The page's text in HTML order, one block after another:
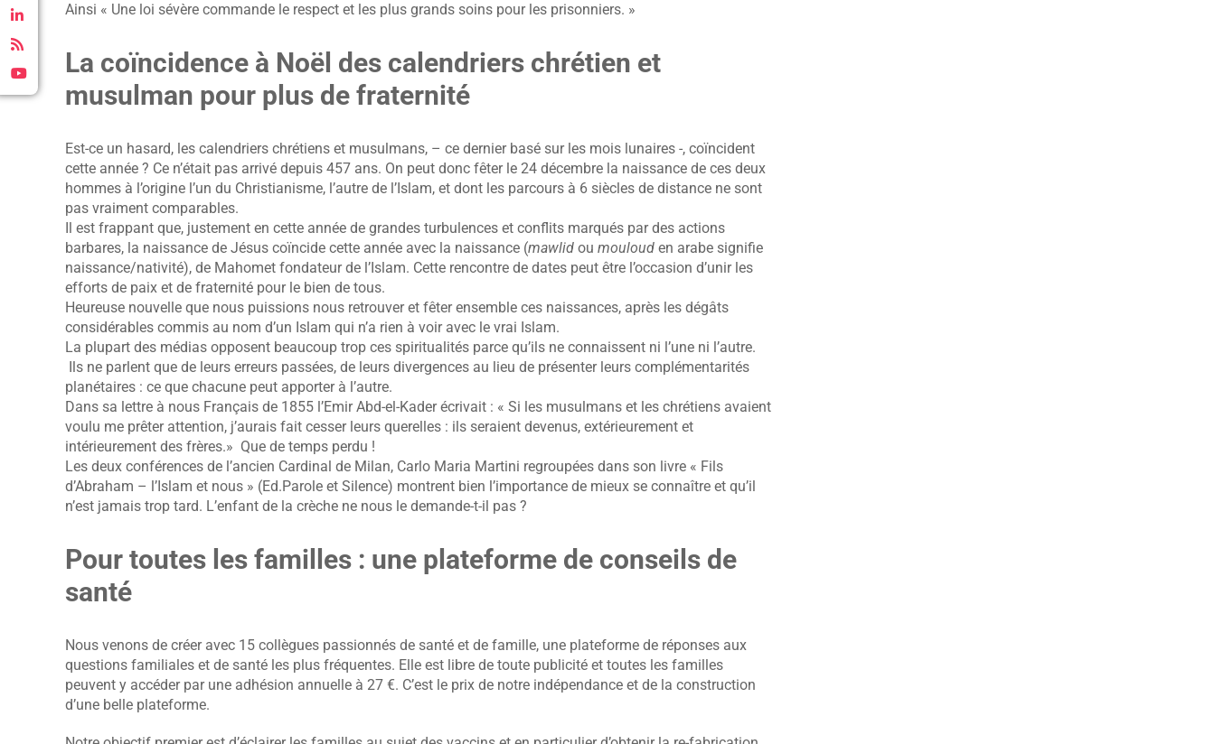
Ainsi « Une loi sévère commande le respect et les plus grands soins pour les prisonniers. »
La coïncidence à Noël des calendriers chrétien et
musulman pour plus de fraternité
Est-ce un hasard, les calendriers chrétiens et musulmans, – ce dernier basé sur les mois lunaires -, coïncident
cette année ? Ce n’était pas arrivé depuis 457 ans. On peut donc fêter le 24 décembre la naissance de ces deux
hommes à l’origine l’un du Christianisme, l’autre de l’Islam, et dont les parcours à 6 siècles de distance ne sont
pas vraiment comparables.
Il est frappant que, justement en cette année de grandes turbulences et conflits marqués par des actions
barbares, la naissance de Jésus coïncide cette année avec la naissance (mawlidou moulouden arabe signifie
naissance/nativité), de Mahomet fondateur de l’Islam. Cette rencontre de dates peut être l’occasion d’unir les
efforts de paix et de fraternité pour le bien de tous.
Heureuse nouvelle que nous puissions nous retrouver et fêter ensemble ces naissances, après les dégâts
considérables commis au nom d’un Islam qui n’a rien à voir avec le vrai Islam.
La plupart des médias opposent beaucoup trop ces spiritualités parce qu’ils ne connaissent ni l’une ni l’autre.
Ils ne parlent que de leurs erreurs passées, de leurs divergences au lieu de présenter leurs complémentarités
planétaires : ce que chacune peut apporter à l’autre.
Dans sa lettre à nous Français de 1855 l’Emir Abd-el-Kader écrivait : « Si les musulmans et les chrétiens avaient
voulu me prêter attention, j’aurais fait cesser leurs querelles : ils seraient devenus, extérieurement et
intérieurement des frères.» Que de temps perdu !
Les deux conférences de l’ancien Cardinal de Milan, Carlo Maria Martini regroupées dans son livre « Fils
d’Abraham – l’Islam et nous » (Ed.Parole et Silence) montrent bien l’importance de mieux se connaître et qu’il
n’est jamais trop tard. L’enfant de la crèche ne nous le demande-t-il pas ?
Pour toutes les familles : une plateforme de conseils de
santé
Nous venons de créer avec 15 collègues passionnés de santé et de famille, une plateforme de réponses aux
questions familiales et de santé les plus fréquentes. Elle est libre de toute publicité et toutes les familles
peuvent y accéder par une adhésion annuelle à 27 €. C’est le prix de notre indépendance et de la construction
d’une belle plateforme.